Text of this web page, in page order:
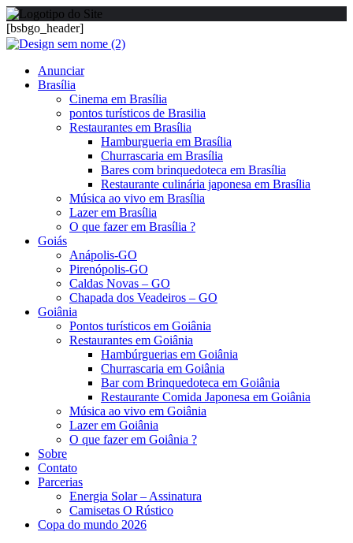
[bsbgo_header]
Anunciar
Brasília
Cinema em Brasília
pontos turísticos de Brasilia
Restaurantes em Brasília
Hamburgueria em Brasília
Churrascaria em Brasília
Bares com brinquedoteca em Brasília
Restaurante culinária japonesa em Brasília
Música ao vivo em Brasília
Lazer em Brasília
O que fazer em Brasília ?
Goiás
Anápolis-GO
Pirenópolis-GO
Caldas Novas – GO
Chapada dos Veadeiros – GO
Goiânia
Pontos turísticos em Goiânia
Restaurantes em Goiânia
Hambúrguerias em Goiânia
Churrascaria em Goiânia
Bar com Brinquedoteca em Goiânia
Restaurante Comida Japonesa em Goiânia
Música ao vivo em Goiânia
Lazer em Goiânia
O que fazer em Goiânia ?
Sobre
Contato
Parcerias
Energia Solar – Assinatura
Camisetas O Rústico
Copa do mundo 2026